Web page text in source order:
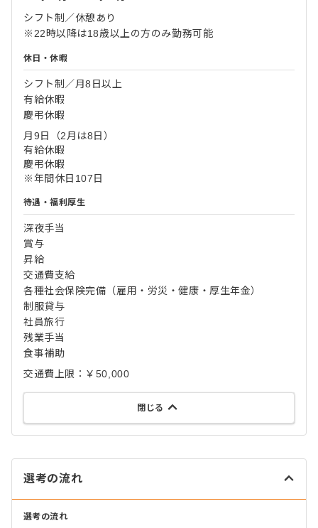
シフト制／休憩あり
※22時以降は18歳以上の方のみ勤務可能
休日・休暇
シフト制／月8日以上
有給休暇
慶弔休暇
月9日（2月は8日）
有給休暇
慶弔休暇
※年間休日107日
待遇・福利厚生
深夜手当
賞与
昇給
交通費支給
各種社会保険完備（雇用・労災・健康・厚生年金）
制服貸与
社員旅行
残業手当
食事補助
交通費上限：￥50,000
閉じる
選考の流れ
選考の流れ